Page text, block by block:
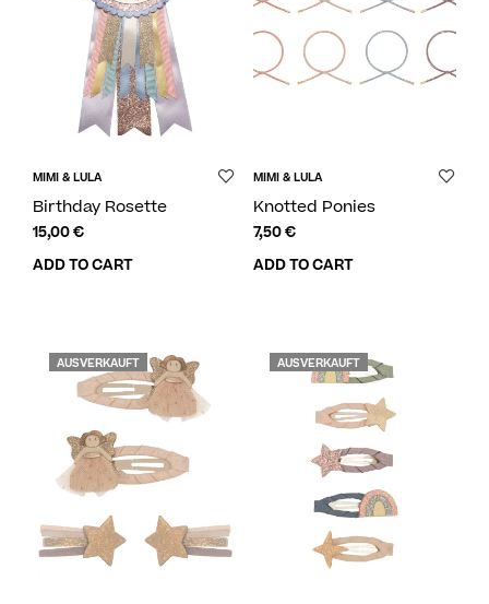
MIMI & LULA
Birthday Rosette
15,00€
ADD TO CART
MIMI & LULA
Knotted Ponies
7,50€
ADD TO CART
AUSVERKAUFT AUSVERKAUFT